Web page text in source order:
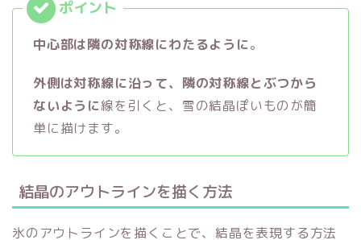
中心部は隣の対称線にわたるように。
外側は対称線に沿って、隣の対称線とぶつから
ないように線を引くと、雪の結晶ぽいものが簡
単に描けます。
結晶のアウトラインを描く方法
氷のアウトラインを描くことで、結晶を表現する方法